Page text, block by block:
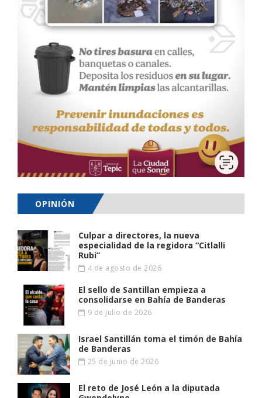
OPINIÓN
Culpar a directores, la nueva
especialidad de la regidora “Citlalli
Rubi”
4 de agosto de 2026
El sello de Santillan empieza a
consolidarse en Bahía de Banderas
9 de julio de 2026
Israel Santillán toma el timón de Bahía
de Banderas
25 de junio de 2026
El reto de José León a la diputada